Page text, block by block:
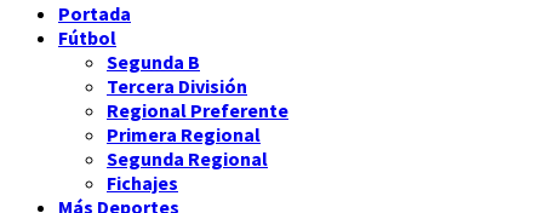
Portada
Fútbol
Segunda B
Tercera División
Regional Preferente
Primera Regional
Segunda Regional
Fichajes
Más Deportes